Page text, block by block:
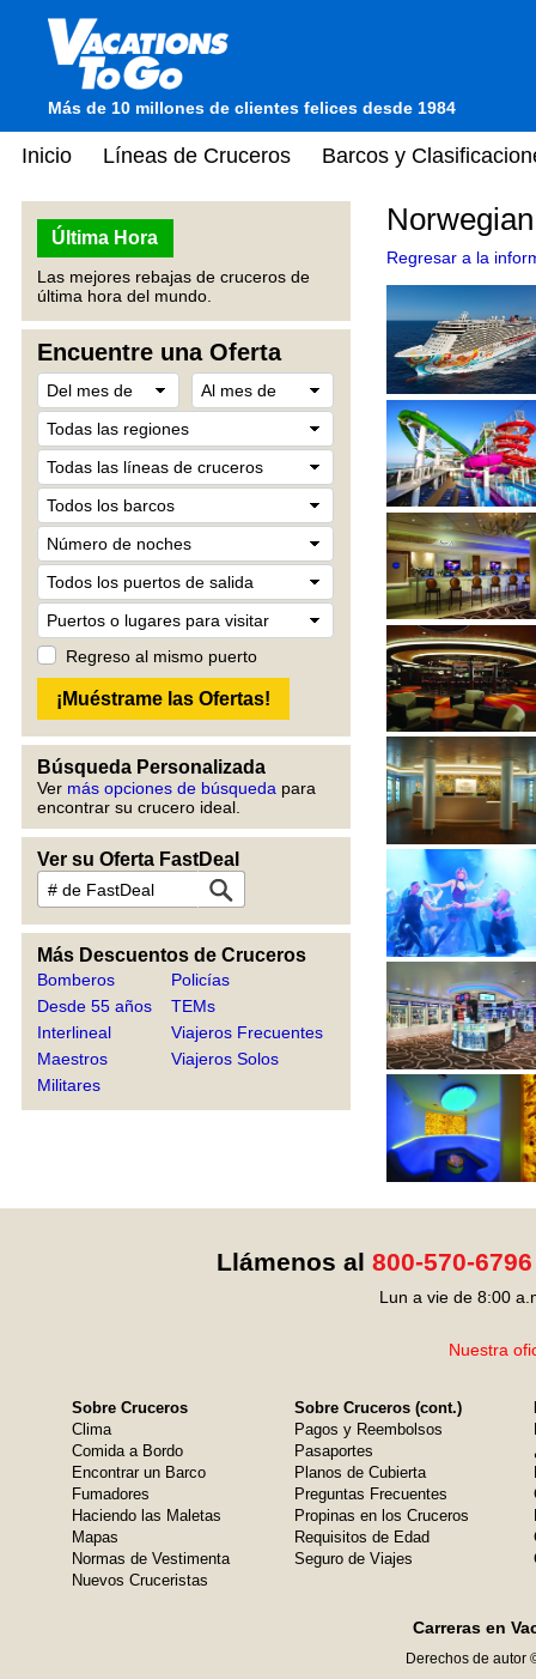
Más de 10 millones de clientes felices desde 1984
Inicio Líneas de Cruceros Barcos y
Última Hora
Las mejores rebajas de cruceros de
última hora del mundo.
Encuentre una Oferta
Regreso al mismo puerto
Búsqueda Personalizada
Ver más opciones de búsqueda para
encontrar su crucero ideal.
Ver su Oferta FastDeal
Más Descuentos de Cruceros
Bomberos
Desde 55 años
Interlineal
Maestros
Militares
Policías
TEMs
Viajeros Frecuentes
Viajeros Solos
Regresar a la
Llámenos al 800-570-6796
Lun a vie de 8:00
Nuestra
Sobre Cruceros
Clima
Comida a Bordo
Encontrar un Barco
Fumadores
Haciendo las Maletas
Mapas
Normas de Vestimenta
Nuevos Cruceristas
Sobre Cruceros (cont.)
Pagos y Reembolsos
Pasaportes
Planos de Cubierta
Preguntas Frecuentes
Propinas en los Cruceros
Requisitos de Edad
Seguro de Viajes
Carreras en
Derechos de autor